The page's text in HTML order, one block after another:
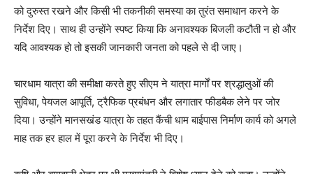
को दुरुस्त रखने और किसी भी तकनीकी समस्या का तुरंत समाधान करने के
निर्देश दिए। साथ ही उन्होंने स्पष्ट किया कि अनावश्यक बिजली कटौती न हो और
यदि आवश्यक हो तो इसकी जानकारी जनता को पहले से दी जाए।
चारधाम यात्रा की समीक्षा करते हुए सीएम ने यात्रा मार्गों पर श्रद्धालुओं की
सुविधा, पेयजल आपूर्ति, ट्रैफिक प्रबंधन और लगातार फीडबैक लेने पर जोर
दिया। उन्होंने मानसखंड यात्रा के तहत कैंची धाम बाईपास निर्माण कार्य को अगले
माह तक हर हाल में पूरा करने के निर्देश भी दिए।